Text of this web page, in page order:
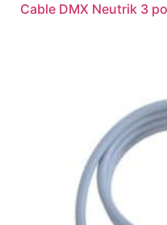
Cable DMX Neutrik 3